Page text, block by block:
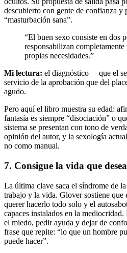
descubierto con gente de confianza y
“masturbación sana”.
“El buen sexo consiste en dos
responsabilizan completamente
propias necesidades.”
Mi lectura: el diagnóstico —que el
servicio de la aprobación que del
agudo.
Pero aquí el libro muestra su edad:
fantasía es siempre “disociación” o
sistema se presentan con tono de
opinión del autor, y la sexología
no como manual.
7. Consigue la vida que
La última clave saca el síndrome de
trabajo y la vida. Glover sostiene
querer hacerlo todo solo y el
capaces instalados en la
el miedo, pedir ayuda y dejar de
frase que repite: “lo que un hombre
puede hacer”.